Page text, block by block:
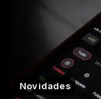
Novidades